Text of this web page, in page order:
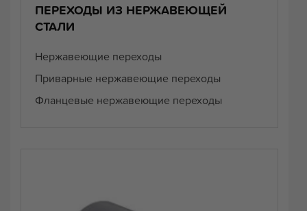
ПЕРЕХОДЫ ИЗ НЕРЖАВЕЮЩЕЙ
СТАЛИ
Нержавеющие переходы
Приварные нержавеющие переходы
Фланцевые нержавеющие переходы